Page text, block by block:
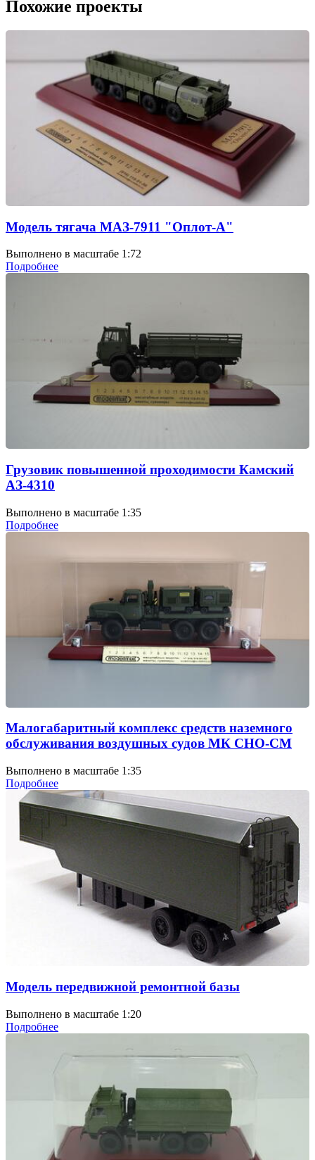
Похожие проекты
Модель тягача МАЗ-7911 "Оплот-А"
Выполнено в масштабе 1:72
Подробнее
Грузовик повышенной проходимости Камский
АЗ-4310
Выполнено в масштабе 1:35
Подробнее
Малогабаритный комплекс средств наземного
обслуживания воздушных судов МК СНО-СМ
Выполнено в масштабе 1:35
Подробнее
Модель передвижной ремонтной базы
Выполнено в масштабе 1:20
Подробнее